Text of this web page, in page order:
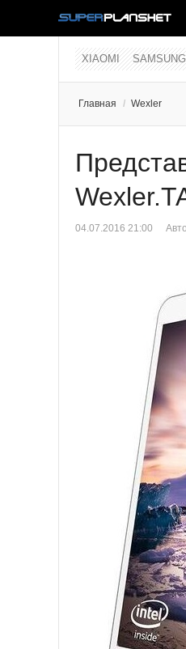
XIAOMI SAMSUNG
Главная / Wexler
04.07.2016 21:00